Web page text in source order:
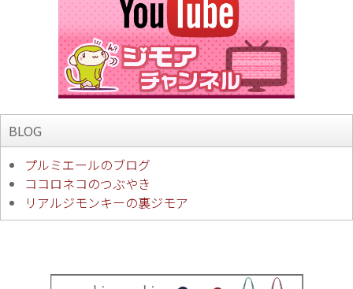
BLOG
プルミエールのブログ
ココロネコのつぶやき
リアルジモンキーの裏ジモア